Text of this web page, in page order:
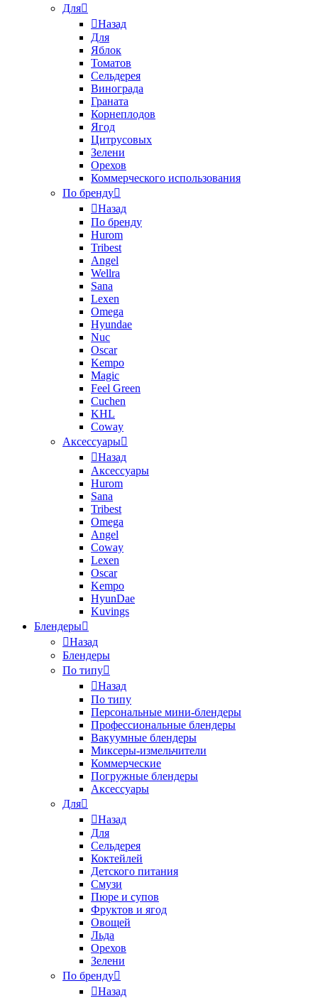
Для
Назад
Для
Яблок
Томатов
Cельдерея
Винограда
Граната
Корнеплодов
Ягод
Цитрусовых
Зелени
Орехов
Коммерческого использования
По бренду
Назад
По бренду
Hurom
Tribest
Angel
Wellra
Sana
Lexen
Omega
Hyundae
Nuc
Oscar
Kempo
Magic
Feel Green
Cuchen
KHL
Coway
Аксессуары
Назад
Аксессуары
Hurom
Sana
Tribest
Omega
Angel
Coway
Lexen
Oscar
Kempo
HyunDae
Kuvings
Блендеры
Назад
Блендеры
По типу
Назад
По типу
Персональные мини-блендеры
Профессиональные блендеры
Вакуумные блендеры
Миксеры-измельчители
Коммерческие
Погружные блендеры
Аксессуары
Для
Назад
Для
Сельдерея
Коктейлей
Детского питания
Смузи
Пюре и супов
Фруктов и ягод
Овощей
Льда
Орехов
Зелени
По бренду
Назад